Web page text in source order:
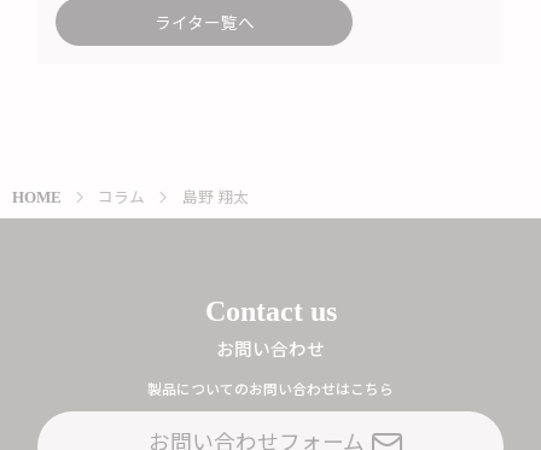
ライター覧へ
HOME コラム 島野 翔太
Contact us
お問い合わせ
製品についてのお問い合わせはこちら
お問い合わせフォーム